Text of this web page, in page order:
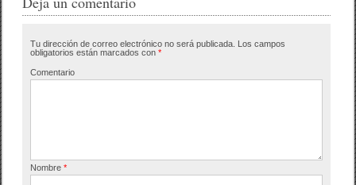
Tu dirección de correo electrónico no será publicada. Los campos
obligatorios están marcados con*
Comentario
Nombre*